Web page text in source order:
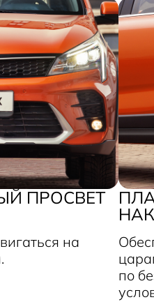
ПРОСВЕТ
на
по